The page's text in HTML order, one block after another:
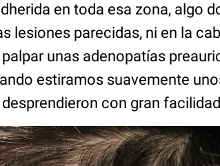
en toda esa zona, algo
lesiones parecidas, ni en la
unas adenopatías
estiramos suavemente
con gran